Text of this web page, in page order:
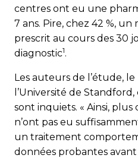
centres ont eu une
7 ans. Pire, chez 42 %,
prescrit au cours des 30
diagnostic1.
Les auteurs de l’étude, le
l’Université de
sont inquiets. « Ainsi,
n’ont pas eu
un traitement
données probantes